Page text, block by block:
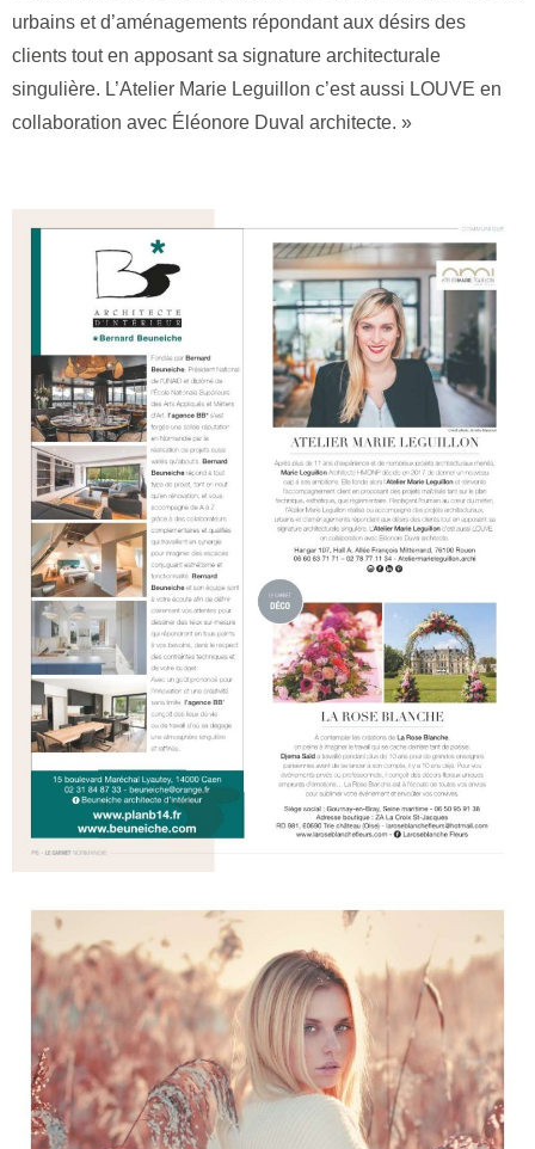
urbains et d’aménagements répondant aux désirs des
clients tout en apposant sa signature architecturale
singulière. L’Atelier Marie Leguillon c’est aussi LOUVE en
collaboration avec Éléonore Duval architecte. »